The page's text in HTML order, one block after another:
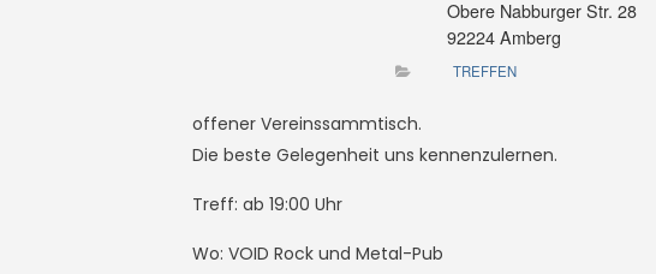
Obere Nabburger Str. 28
92224 Amberg
TREFFEN
offener Vereinssammtisch.
Die beste Gelegenheit uns kennenzulernen.
Treff: ab 19:00 Uhr
Wo: VOID Rock und Metal-Pub